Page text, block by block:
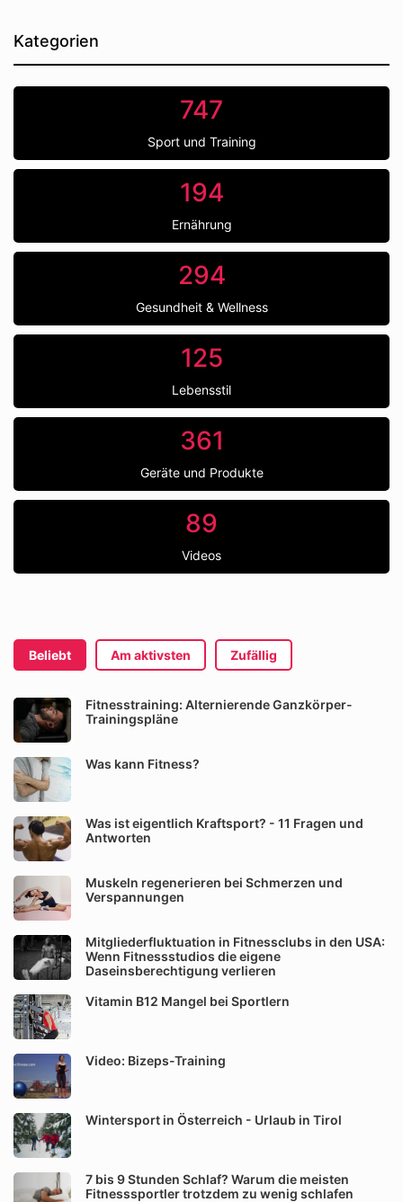
Kategorien
747
Sport und Training
194
Ernährung
294
Gesundheit & Wellness
125
Lebensstil
361
Geräte und Produkte
89
Videos
Beliebt Am aktivsten Zufällig
Fitnesstraining: Alternierende Ganzkörper-
Trainingspläne
Was kann Fitness?
Was ist eigentlich Kraftsport? - 11 Fragen und
Antworten
Muskeln regenerieren bei Schmerzen und
Verspannungen
Mitgliederfluktuation in Fitnessclubs in den USA:
Wenn Fitnessstudios die eigene
Daseinsberechtigung verlieren
Vitamin B12 Mangel bei Sportlern
Video: Bizeps-Training
Wintersport in Österreich - Urlaub in Tirol
7 bis 9 Stunden Schlaf? Warum die meisten
Fitnesssportler trotzdem zu wenig schlafen